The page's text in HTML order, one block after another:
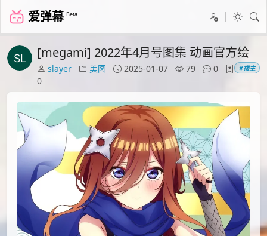
爱弹幕 Beta
[megami] 2022年4月号图集 动画官方绘
slayer 美图 2025-01-07 79
0
0
#楼主